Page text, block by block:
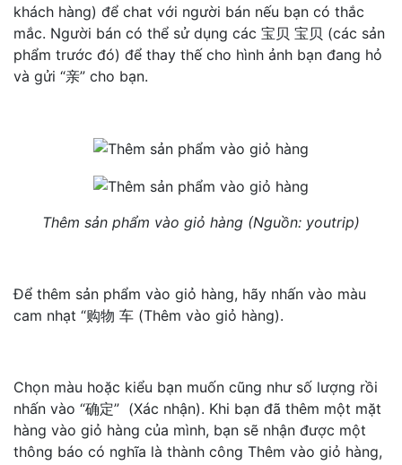
khách hàng) để chat với người bán nếu bạn có thắc
mắc. Người bán có thể sử dụng các 宝贝 宝贝 (các sản
phẩm trước đó) để thay thế cho hình ảnh bạn đang hỏ
và gửi “亲” cho bạn.
Thêm sản phẩm vào giỏ hàng (Nguồn: youtrip)
Để thêm sản phẩm vào giỏ hàng, hãy nhấn vào màu
cam nhạt “购物 车 (Thêm vào giỏ hàng).
Chọn màu hoặc kiểu bạn muốn cũng như số lượng rồi
nhấn vào “确定” (Xác nhận). Khi bạn đã thêm một mặt
hàng vào giỏ hàng của mình, bạn sẽ nhận được một
thông báo có nghĩa là thành công Thêm vào giỏ hàng,